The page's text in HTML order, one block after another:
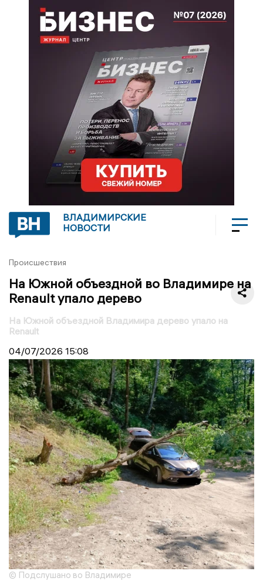
ВЛАДИМИРСКИЕ
НОВОСТИ
Происшествия
На Южной объездной во Владимире на
Renault упало дерево
На Южной объездной Владимира дерево упало на
Renault
04/07/2026 15:08
© Подслушано во Владимире